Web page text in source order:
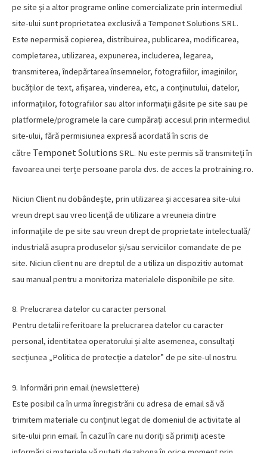
pe site și a altor programe online comercializate prin intermediul
site-ului sunt proprietatea exclusivă a Temponet Solutions SRL.
Este nepermisă copierea, distribuirea, publicarea, modificarea,
completarea, utilizarea, expunerea, includerea, legarea,
transmiterea, îndepărtarea însemnelor, fotografiilor, imaginilor,
bucăților de text, afișarea, vinderea, etc, a conținutului, datelor,
informațiilor, fotografiilor sau altor informații găsite pe site sau pe
platformele/programele la care cumpărați accesul prin intermediul
site-ului, fără permisiunea expresă acordată în scris de
către Temponet Solutions SRL. Nu este permis să transmiteți în
favoarea unei terțe persoane parola dvs. de acces la protraining.ro.
Niciun Client nu dobândește, prin utilizarea și accesarea site-ului
vreun drept sau vreo licență de utilizare a vreuneia dintre
informațiile de pe site sau vreun drept de proprietate intelectuală/
industrială asupra produselor și/sau serviciilor comandate de pe
site. Niciun client nu are dreptul de a utiliza un dispozitiv automat
sau manual pentru a monitoriza materialele disponibile pe site.
8. Prelucrarea datelor cu caracter personal
Pentru detalii referitoare la prelucrarea datelor cu caracter
personal, identitatea operatorului și alte asemenea, consultați
secțiunea „Politica de protecție a datelor” de pe site-ul nostru.
9. Informări prin email (newslettere)
Este posibil ca în urma înregistrării cu adresa de email să vă
trimitem materiale cu conținut legat de domeniul de activitate al
site-ului prin email. În cazul în care nu doriți să primiți aceste